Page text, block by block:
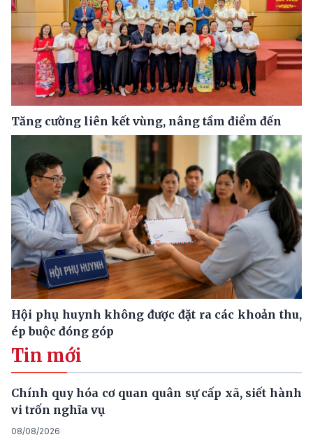
Tăng cường liên kết vùng, nâng tầm điểm đến
Hội phụ huynh không được đặt ra các khoản thu,
ép buộc đóng góp
Tin mới
Chính quy hóa cơ quan quân sự cấp xã, siết hành
vi trốn nghĩa vụ
08/08/2026